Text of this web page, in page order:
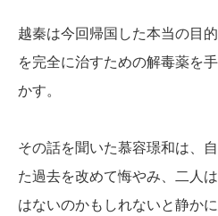
越秦は今回帰国した本当の目
を完全に治すための解毒薬を
かす。
その話を聞いた慕容璟和は、
た過去を改めて悔やみ、二人
はないのかもしれないと静かに